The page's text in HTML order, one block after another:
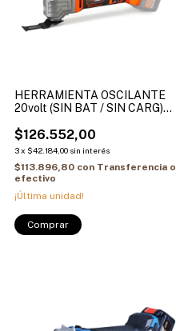
HERRAMIENTA OSCILANTE
20volt (SIN BAT / SIN CARG)
$126.552,00
3x $42.184,00 sin interés
$113.896,80 con Transferencia o
efectivo
¡Última unidad!